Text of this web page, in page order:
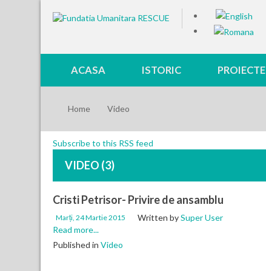
ACASA ISTORIC PROIECTE
Home Video
Subscribe to this RSS feed
VIDEO (3)
Cristi Petrisor- Privire de ansamblu
Marți, 24 Martie 2015 Written bySuper User
Read more...
Published in Video